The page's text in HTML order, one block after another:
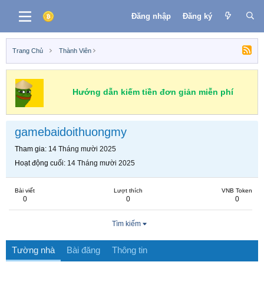
Đăng nhập Đăng ký
Trang Chủ Thành Viên
Hướng dẫn kiếm tiền đơn giản miễn phí
gamebaidoithuongmy
Tham gia 14 Tháng mười 2025
Hoạt động cuối 14 Tháng mười 2025
Bài viết
0
Lượt thích
0
VNB Token
0
Tìm kiếm
Tường nhà Bài đăng Thông tin